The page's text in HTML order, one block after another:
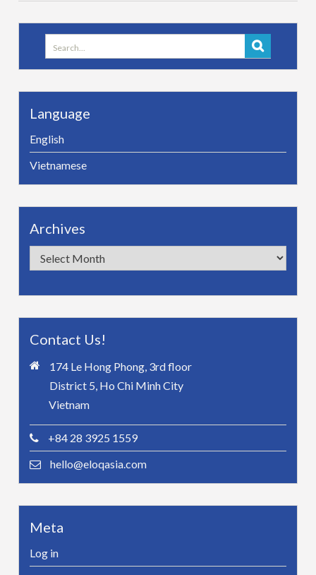
Search
for:
Language
English
Vietnamese
Archives
Archives
Contact Us!
174 Le Hong Phong, 3rd floor
District 5, Ho Chi Minh City
Vietnam
+84 28 3925 1559
hello@eloqasia.com
Meta
Log in